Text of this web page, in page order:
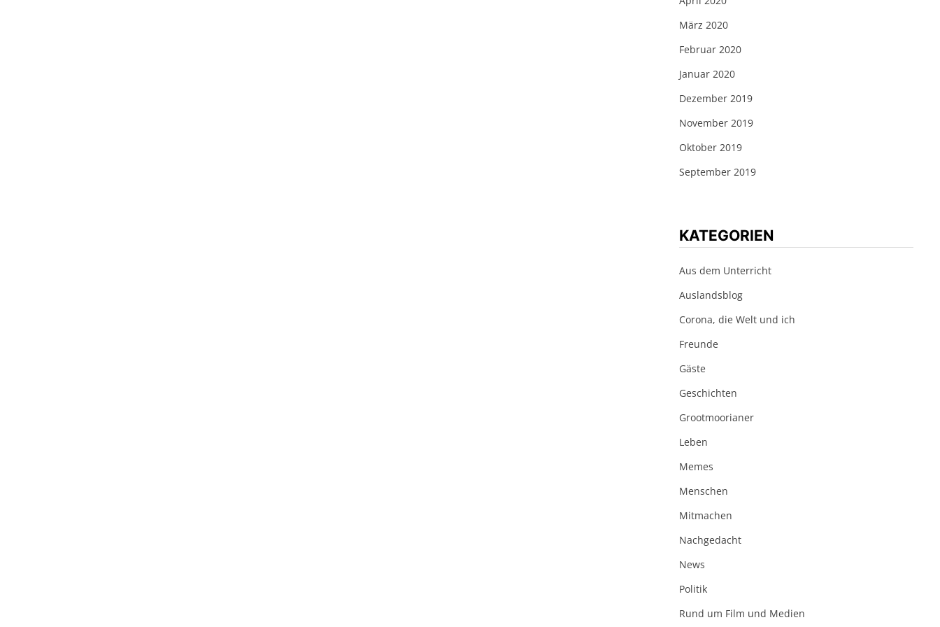
März 2020
Februar 2020
Januar 2020
Dezember 2019
November 2019
Oktober 2019
September 2019
KATEGORIEN
Aus dem Unterricht
Auslandsblog
Corona, die Welt und ich
Freunde
Gäste
Geschichten
Grootmoorianer
Leben
Memes
Menschen
Mitmachen
Nachgedacht
News
Politik
Rund um Film und Medien